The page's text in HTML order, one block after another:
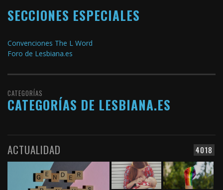
SECCIONES ESPECIALES
Convenciones The L Word
Foro de Lesbiana.es
CATEGORÍAS
CATEGORÍAS DE LESBIANA.ES
4018
ACTUALIDAD